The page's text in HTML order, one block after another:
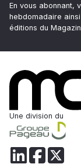
En vous abonnant,
hebdomadaire
éditions du
Une division du